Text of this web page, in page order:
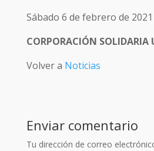
Sábado 6 de febrero de 2021
CORPORACIÓN SOLIDARIA
Volver a Noticias
Enviar comentario
Tu dirección de correo